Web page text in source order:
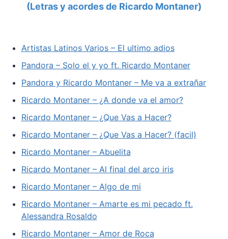
(Letras y acordes de Ricardo Montaner)
Artistas Latinos Varios – El ultimo adios
Pandora – Solo el y yo ft. Ricardo Montaner
Pandora y Ricardo Montaner – Me va a extrañar
Ricardo Montaner – ¿A donde va el amor?
Ricardo Montaner – ¿Que Vas a Hacer?
Ricardo Montaner – ¿Que Vas a Hacer? (facil)
Ricardo Montaner – Abuelita
Ricardo Montaner – Al final del arco iris
Ricardo Montaner – Algo de mi
Ricardo Montaner – Amarte es mi pecado ft.
Alessandra Rosaldo
Ricardo Montaner – Amor de Roca